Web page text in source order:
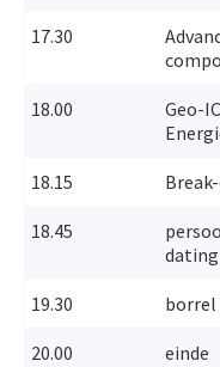
17.30
18.00
Geo-
18.15
18.45
dating
19.30 borrel
20.00 einde